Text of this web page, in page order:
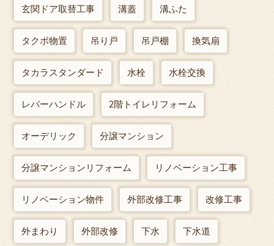
玄関ドア取替工事 溝蓋 溝ふた
タクボ物置 吊り戸 吊戸棚 換気扇
タカラスタンダード 水栓 水栓交換
レバーハンドル 2階トイレリフォーム
オーデリック 分譲マンション
分譲マンションリフォーム リノベーション工事
リノベーション物件 外部改修工事 改修工事
外まわり 外部改修 下水 下水道